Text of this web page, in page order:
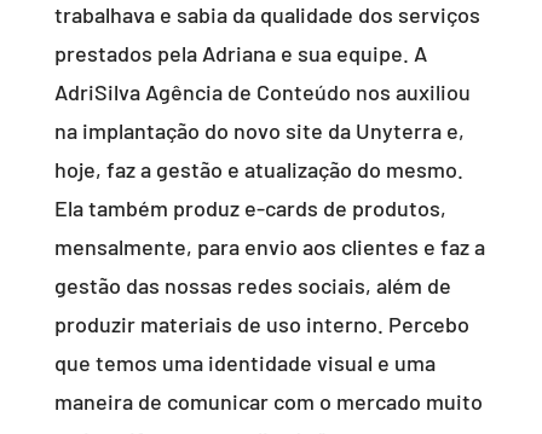
trabalhava e sabia da qualidade dos serviços
prestados pela Adriana e sua equipe. A
AdriSilva Agência de Conteúdo nos auxiliou
na implantação do novo site da Unyterra e,
hoje, faz a gestão e atualização do mesmo.
Ela também produz e-cards de produtos,
mensalmente, para envio aos clientes e faz a
gestão das nossas redes sociais, além de
produzir materiais de uso interno. Percebo
que temos uma identidade visual e uma
maneira de comunicar com o mercado muito